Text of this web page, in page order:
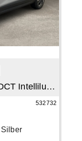
GS 1.2 Turbo Hybrid 48V eDCT Intellilux
532732
Silber